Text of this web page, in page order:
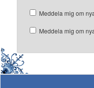
Meddela mig om
Meddela mig om